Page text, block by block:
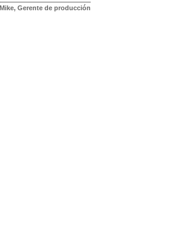
Mike, Gerente de producción